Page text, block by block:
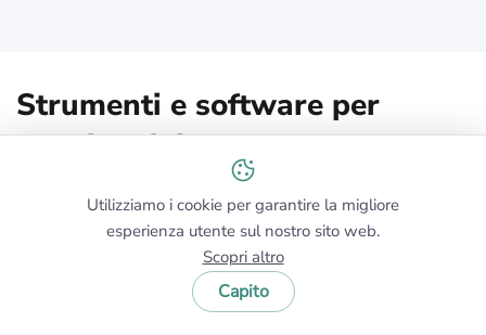
Strumenti e software per
l'audit WiFi
Non puoi eseguire un audit WiFi serio solo con i test di
velocità del browser. Hai bisogno di strumenti che
possano vedere l’intero ambiente, non solo un
dispositivo in un determinato momento.
Utilizziamo i cookie per garantire la migliore
esperienza utente sul nostro sito web.
Scopri altro
Capito